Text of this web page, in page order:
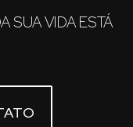
SUA VIDA ESTÁ